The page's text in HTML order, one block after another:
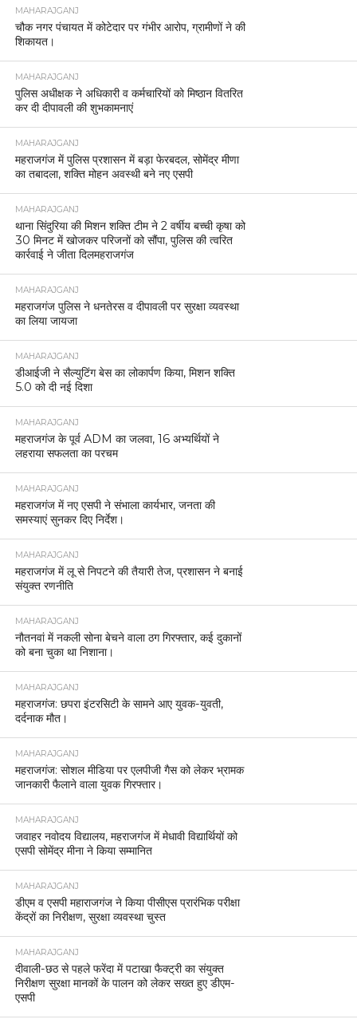
MAHARAJGANJ
चौक नगर पंचायत में कोटेदार पर गंभीर आरोप, ग्रामीणों ने की
शिकायत।
MAHARAJGANJ
पुलिस अधीक्षक ने अधिकारी व कर्मचारियों को मिष्ठान वितरित
कर दी दीपावली की शुभकामनाएं
MAHARAJGANJ
महराजगंज में पुलिस प्रशासन में बड़ा फेरबदल, सोमेंद्र मीणा
का तबादला, शक्ति मोहन अवस्थी बने नए एसपी
MAHARAJGANJ
थाना सिंदुरिया की मिशन शक्ति टीम ने 2 वर्षीय बच्ची कृषा को
30 मिनट में खोजकर परिजनों को सौंपा, पुलिस की त्वरित
कार्रवाई ने जीता दिलमहराजगंज
MAHARAJGANJ
महराजगंज पुलिस ने धनतेरस व दीपावली पर सुरक्षा व्यवस्था
का लिया जायजा
MAHARAJGANJ
डीआईजी ने सैल्युटिंग बेस का लोकार्पण किया, मिशन शक्ति
5.0 को दी नई दिशा
MAHARAJGANJ
महराजगंज के पूर्व ADM का जलवा, 16 अभ्यर्थियों ने
लहराया सफलता का परचम
MAHARAJGANJ
महराजगंज में नए एसपी ने संभाला कार्यभार, जनता की
समस्याएं सुनकर दिए निर्देश।
MAHARAJGANJ
महराजगंज में लू से निपटने की तैयारी तेज, प्रशासन ने बनाई
संयुक्त रणनीति
MAHARAJGANJ
नौतनवां में नकली सोना बेचने वाला ठग गिरफ्तार, कई दुकानों
को बना चुका था निशाना।
MAHARAJGANJ
महराजगंज: छपरा इंटरसिटी के सामने आए युवक-युवती,
दर्दनाक मौत।
MAHARAJGANJ
महराजगंज: सोशल मीडिया पर एलपीजी गैस को लेकर भ्रामक
जानकारी फैलाने वाला युवक गिरफ्तार।
MAHARAJGANJ
जवाहर नवोदय विद्यालय, महराजगंज में मेधावी विद्यार्थियों को
एसपी सोमेंद्र मीना ने किया सम्मानित
MAHARAJGANJ
डीएम व एसपी महाराजगंज ने किया पीसीएस प्रारंभिक परीक्षा
केंद्रों का निरीक्षण, सुरक्षा व्यवस्था चुस्त
MAHARAJGANJ
दीवाली-छठ से पहले फरेंदा में पटाखा फैक्ट्री का संयुक्त
निरीक्षण सुरक्षा मानकों के पालन को लेकर सख्त हुए डीएम-
एसपी